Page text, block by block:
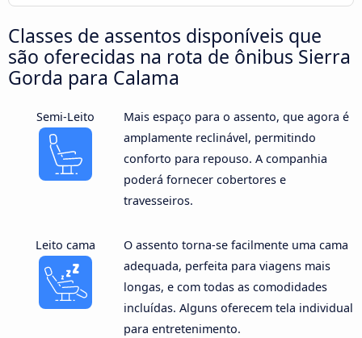
Classes de assentos disponíveis que
são oferecidas na rota de ônibus Sierra
Gorda para Calama
Semi-Leito
Mais espaço para o assento, que agora é
amplamente reclinável, permitindo
conforto para repouso. A companhia
poderá fornecer cobertores e
travesseiros.
Leito cama
O assento torna-se facilmente uma cama
adequada, perfeita para viagens mais
longas, e com todas as comodidades
incluídas. Alguns oferecem tela individual
para entretenimento.